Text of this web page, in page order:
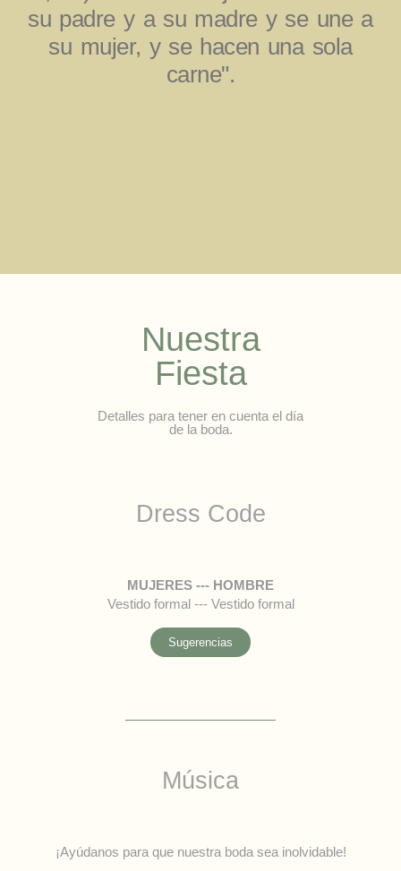
su padre y a su madre y se une a
su mujer, y se hacen una sola
carne".
Nuestra
Fiesta
Detalles para tener en cuenta el día
de la boda.
Dress Code
MUJERES --- HOMBRE
Vestido formal --- Vestido formal
Sugerencias
Música
¡Ayúdanos para que nuestra boda sea inolvidable!